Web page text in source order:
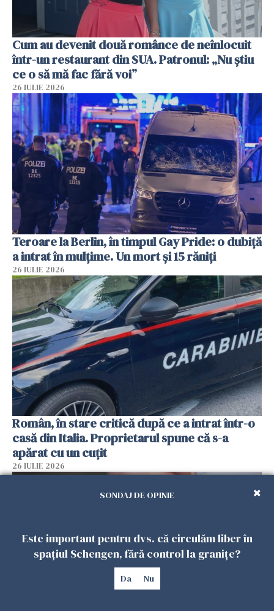
Cum au devenit două românce de neînlocuit
într-un restaurant din SUA. Patronul: „Nu știu
ce o să mă fac fără voi”
26 IULIE 2026
Teroare la Berlin, în timpul Gay Pride: o dubiță
a intrat în mulțime. Un mort și 15 răniți
26 IULIE 2026
Român, în stare critică după ce a intrat într-o
casă din Italia. Proprietarul spune că s-a
apărat cu un cuțit
26 IULIE 2026
SONDAJ DE OPINIE
Este important pentru dvs. că circulăm liber în
spațiul Schengen, fără control la granițe?
Da Nu